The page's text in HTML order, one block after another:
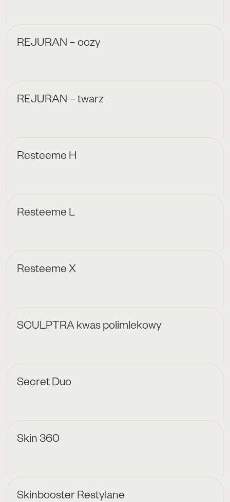
REJURAN – oczy
REJURAN – twarz
Resteeme H
Resteeme L
Resteeme X
SCULPTRA kwas polimlekowy
Secret Duo
Skin 360
Skinbooster Restylane